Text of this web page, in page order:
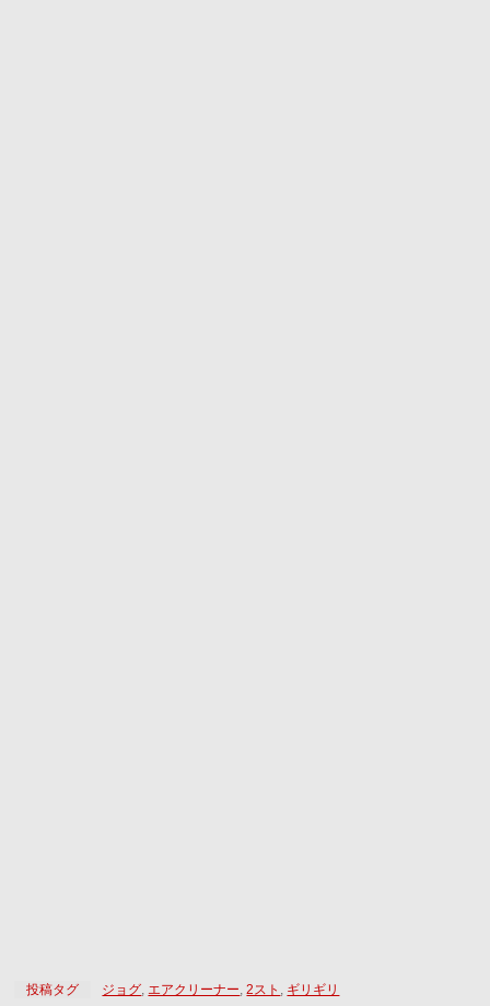
投稿タグ ジョグ エアクリーナー ,2スト ギリギリ